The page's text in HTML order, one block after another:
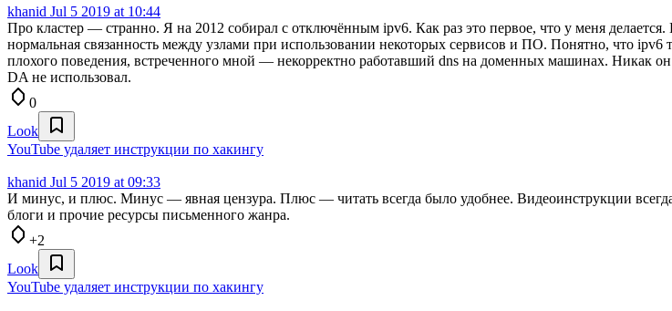
khanid Jul 5 2019 at 10:44
Про кластер — странно. Я на 2012 собирал с отключённым ipv6. Как раз это первое, что у меня
нормальная связанность между узлами при использовании некоторых сервисов и ПО. Понятно, что ipv6
плохого поведения, встреченного мной — некорректно работавший dns на доменных машинах. Никак
DA не использовал.
0
Look
YouTube удаляет инструкции по хакингу
khanid Jul 5 2019 at 09:33
И минус, и плюс. Минус — явная цензура. Плюс — читать всегда было удобнее. Видеоинструкции
блоги и прочие ресурсы письменного жанра.
+2
Look
YouTube удаляет инструкции по хакингу